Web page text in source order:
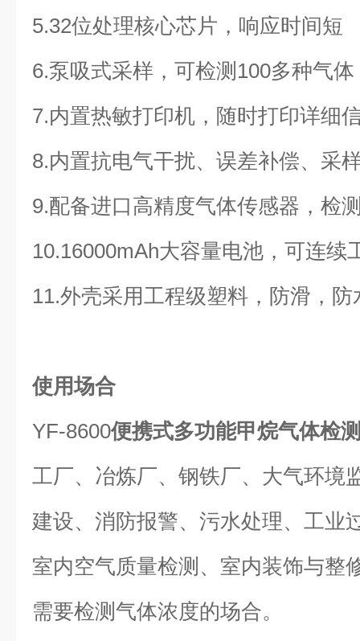
5.32位处理核心芯片，响应时间短
6.泵吸式采样，可检测100多种气体
7.内置热敏打印机，随时打印详细
8.内置抗电气干扰、误差补偿、采
9.配备进口高精度气体传感器，检
10.16000mAh大容量电池，可连续
11.外壳采用工程级塑料，防滑，
使用场合
YF-8600便携式多功能甲烷气体检
工厂、冶炼厂、钢铁厂、大气环境
建设、消防报警、污水处理、工业
室内空气质量检测、室内装饰与整
需要检测气体浓度的场合。